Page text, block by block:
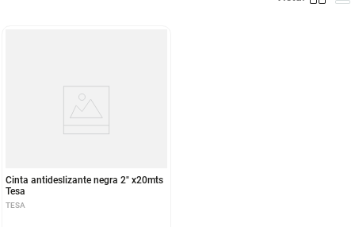
Cinta antideslizante negra 2" x20mts
Tesa
TESA